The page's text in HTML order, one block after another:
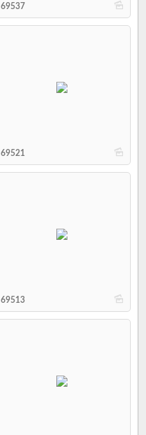
b
69537
b
69521
b
69513